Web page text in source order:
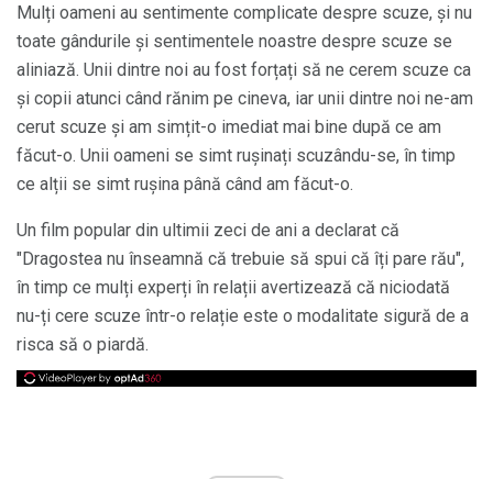
Mulți oameni au sentimente complicate despre scuze, și nu
toate gândurile și sentimentele noastre despre scuze se
aliniază. Unii dintre noi au fost forțați să ne cerem scuze ca
și copii atunci când rănim pe cineva, iar unii dintre noi ne-am
cerut scuze și am simțit-o imediat mai bine după ce am
făcut-o. Unii oameni se simt rușinați scuzându-se, în timp
ce alții se simt rușina până când am făcut-o.
Un film popular din ultimii zeci de ani a declarat că
"Dragostea nu înseamnă că trebuie să spui că îți pare rău",
în timp ce mulți experți în relații avertizează că niciodată
nu-ți cere scuze într-o relație este o modalitate sigură de a
risca să o piardă.